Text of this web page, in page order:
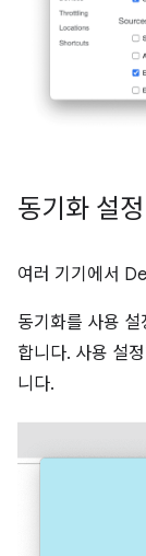
동기화 설정
여러 기기에서
동기화를 사용 설
합니다. 사용 설
니다.